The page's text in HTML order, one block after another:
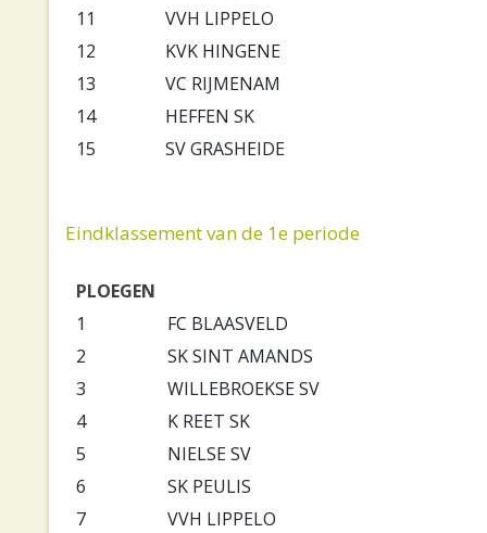
11
VVH LIPPELO
12
KVK HINGENE
13
VC RIJMENAM
14
HEFFEN SK
15
SV GRASHEIDE
Eindklassement van de 1e periode
PLOEGEN
1
FC BLAASVELD
2
SK SINT AMANDS
3
WILLEBROEKSE SV
4
K REET SK
5
NIELSE SV
6
SK PEULIS
7
VVH LIPPELO